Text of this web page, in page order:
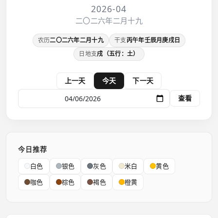
2026-04
二〇二六年二月十九
农历二〇二六年二月十九 干支丙午年壬辰月庚戌日
日地支戌（五行：土）
上一天 今天
下一天
查看
今日推荐
白色 银色 灰色 米白
黄色
咖色
棕色 褐色 橙黄